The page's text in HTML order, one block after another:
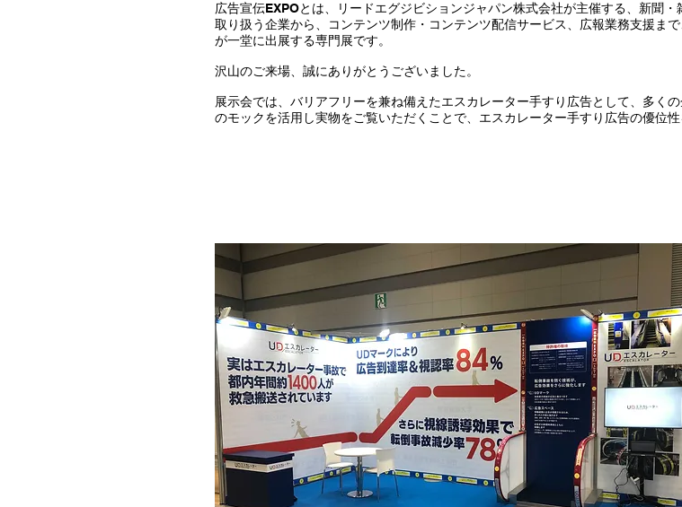
広告宣伝EXPOとは、リードエグジビションジャパン株式会社が主催する、新聞
取り扱う企業から、コンテンツ制作・コンテンツ配信サービス、広報業務支援ま
が一堂に出展する専門展です。
沢山のご来場、誠にありがとうございました。
展示会では、バリアフリーを兼ね備えたエスカレーター手すり広告として、多く
のモックを活用し実物をご覧いただくことで、エスカレーター手すり広告の優位
今後も「エスカレーター事故0」を目指して日々精進してまいりますので、何卒よ